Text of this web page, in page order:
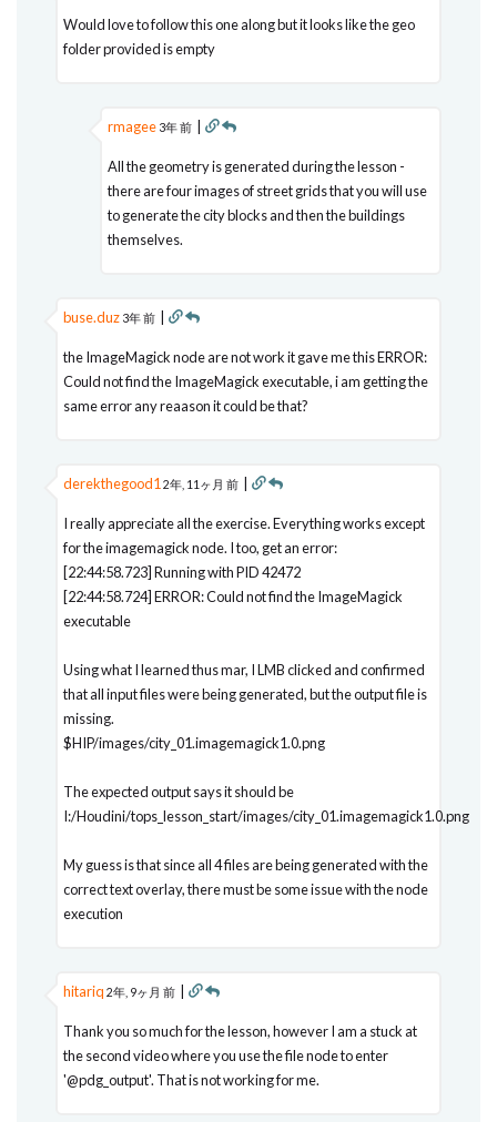
Would love to follow this one along but it looks like the geo
folder provided is empty
rmagee 3年 前 |
All the geometry is generated during the lesson -
there are four images of street grids that you will use
to generate the city blocks and then the buildings
themselves.
buse.duz 3年 前 |
the ImageMagick node are not work it gave me this ERROR:
Could not find the ImageMagick executable, i am getting the
same error any reaason it could be that?
derekthegood1 2年, 11ヶ月 前 |
I really appreciate all the exercise. Everything works except
for the imagemagick node. I too, get an error:
[22:44:58.723] Running with PID 42472
[22:44:58.724] ERROR: Could not find the ImageMagick
executable
Using what I learned thus mar, I LMB clicked and confirmed
that all input files were being generated, but the output file is
missing.
$HIP/images/city_01.imagemagick1.0.png
The expected output says it should be
I:/Houdini/tops_lesson_start/images/city_01.imagemagick1.0.png
My guess is that since all 4 files are being generated with the
correct text overlay, there must be some issue with the node
execution
hitariq 2年, 9ヶ月 前 |
Thank you so much for the lesson, however I am a stuck at
the second video where you use the file node to enter
'@pdg_output'. That is not working for me.